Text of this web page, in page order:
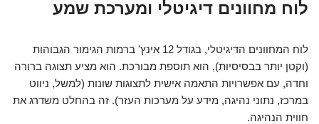
לוח מחוונים דיגיטלי ומערכת שמע
לוח המחוונים הדיגיטלי, בגודל 12 אינץ' ברמות הגימור הגבוהות
(וקטן יותר בבסיסיות), הוא תוספת מבורכת. הוא מציע תצוגה ברורה
וחדה, עם אפשרויות התאמה אישית לתצוגות שונות (למשל, ניווט
במרכז, נתוני נהיגה, מידע על מערכות העזר). זה בהחלט משדרג את
חווית הנהיגה.